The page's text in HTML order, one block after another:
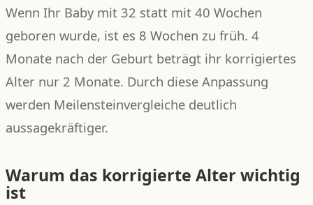
Wenn Ihr Baby mit 32 statt mit 40 Wochen
geboren wurde, ist es 8 Wochen zu früh. 4
Monate nach der Geburt beträgt ihr korrigiertes
Alter nur 2 Monate. Durch diese Anpassung
werden Meilensteinvergleiche deutlich
aussagekräftiger.
Warum das korrigierte Alter wichtig
ist